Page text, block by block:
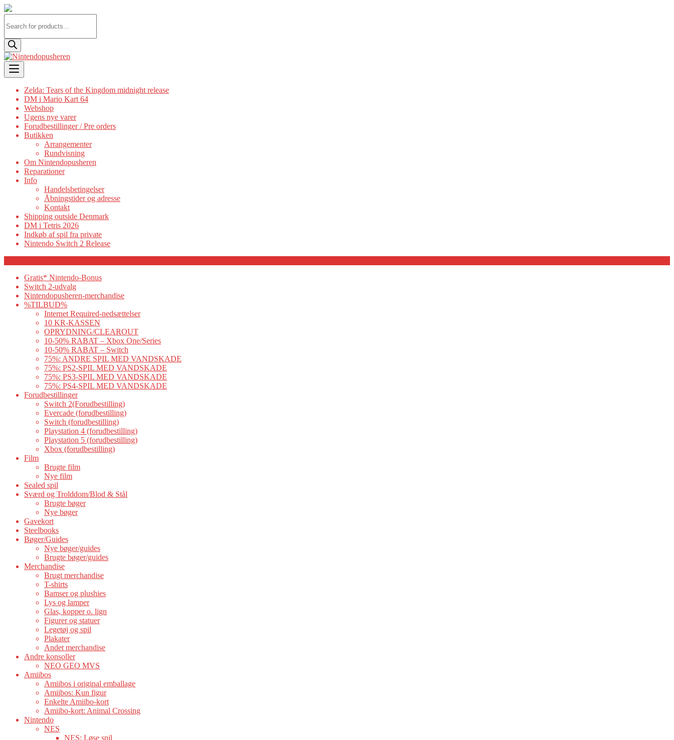
search
Skip
to
content
Zelda: Tears of the Kingdom midnight release
DM i Mario Kart 64
Webshop
Ugens nye varer
Forudbestillinger / Pre orders
Butikken
Arrangementer
Rundvisning
Om Nintendopusheren
Reparationer
Info
Handelsbetingelser
Åbningstider og adresse
Kontakt
Shipping outside Denmark
DM i Tetris 2026
Indkøb af spil fra private
Nintendo Switch 2 Release
Gratis* Nintendo-Bonus
Switch 2-udvalg
Nintendopusheren-merchandise
%TILBUD%
Internet Required-nedsættelser
10 KR-KASSEN
OPRYDNING/CLEAROUT
10-50% RABAT – Xbox One/Series
10-50% RABAT – Switch
75%: ANDRE SPIL MED VANDSKADE
75%: PS2-SPIL MED VANDSKADE
75%: PS3-SPIL MED VANDSKADE
75%: PS4-SPIL MED VANDSKADE
Forudbestillinger
Switch 2(Forudbestilling)
Evercade (forudbestilling)
Switch (forudbestilling)
Playstation 4 (forudbestilling)
Playstation 5 (forudbestilling)
Xbox (forudbestilling)
Film
Brugte film
Nye film
Sealed spil
Sværd og Trolddom/Blod & Stål
Brugte bøger
Nye bøger
Gavekort
Steelbooks
Bøger/Guides
Nye bøger/guides
Brugte bøger/guides
Merchandise
Brugt merchandise
T-shirts
Bamser og plushies
Lys og lamper
Glas, kopper o. lign
Figurer og statuer
Legetøj og spil
Plakater
Andet merchandise
Andre konsoller
NEO GEO MVS
Amiibos
Amiibos i original emballage
Amiibos: Kun figur
Enkelte Amiibo-kort
Amiibo-kort: Animal Crossing
Nintendo
NES
NES: Løse spil